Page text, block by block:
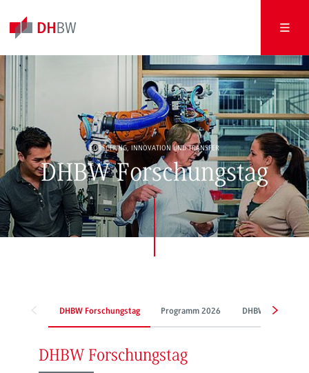
FORSCHUNG, INNOVATION UND TRANSFER
DHBW Forschungstag
DHBW Forschungstag Programm 2026 DHBW
DHBW Forschungstag